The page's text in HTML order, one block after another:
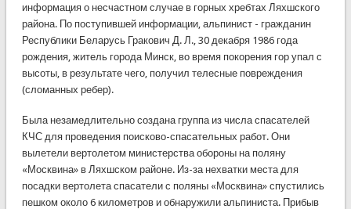
информация о несчастном случае в горных хребтах Ляхшского
района. По поступившей информации, альпинист - гражданин
Республики Беларусь Гракович Д. Л., 30 декабря 1986 года
рождения, житель города Минск, во время покорения гор упал с
высоты, в результате чего, получил телесные повреждения
(сломанных ребер).
Была незамедлительно создана группа из числа спасателей
КЧС для проведения поисково-спасательных работ. Они
вылетели вертолетом министерства обороны на поляну
«Москвина» в Ляхшском районе. Из-за нехватки места для
посадки вертолета спасатели с поляны «Москвина» спустились
пешком около 6 километров и обнаружили альпиниста. Прибыв